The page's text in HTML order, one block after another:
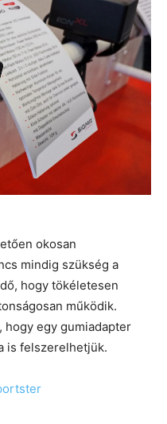
okosan
mindig szükség a
hogy tökéletesen
működik.
hogy egy gumiadapter
is felszerelhetjük.